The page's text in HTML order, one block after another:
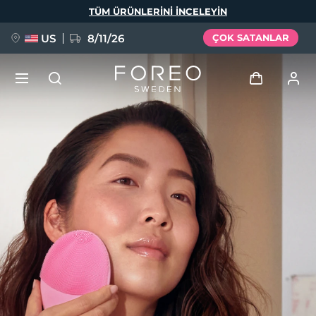
TÜM ÜRÜNLERINI INCELEYIN
US 8/11/26 ÇOK SATANLAR
Kullanici profi̇li̇
Siparişlerim
Adresim
Aboneliklerim
FAQ™ Pure Beauty-Tech Elixir
BREAKING NEWS
issa™ Teeth Whitening Set
Dil Seçimi
English Deutsch
Español
Français
Italiano
Português
Polski
Svenska
Русский
Türkçe
简体中文 繁體中文